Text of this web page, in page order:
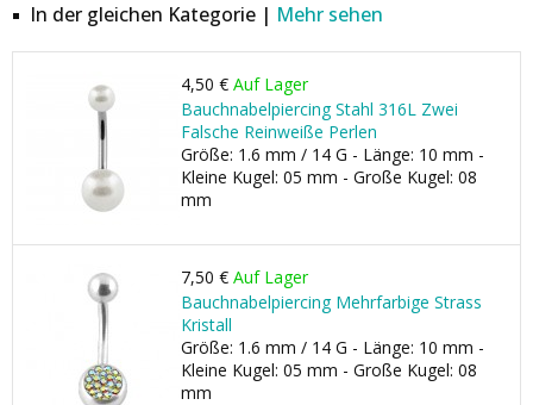
In der gleichen Kategorie | Mehr sehen
4,50 € Auf Lager
Bauchnabelpiercing Stahl 316L Zwei
Falsche Reinweiße Perlen
Größe: 1.6 mm / 14 G - Länge: 10 mm -
Kleine Kugel: 05 mm - Große Kugel: 08
mm
7,50 € Auf Lager
Bauchnabelpiercing Mehrfarbige Strass
Kristall
Größe: 1.6 mm / 14 G - Länge: 10 mm -
Kleine Kugel: 05 mm - Große Kugel: 08
mm